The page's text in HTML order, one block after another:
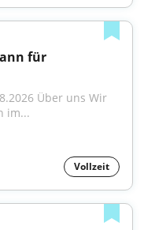
Über uns Wir
im...
Vollzeit